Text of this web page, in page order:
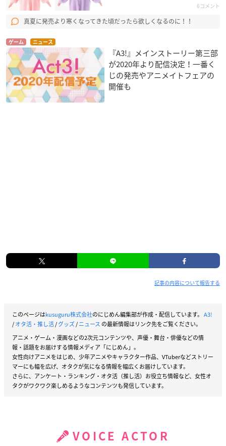
6コメント
真夏に発売より寒くなってきた頃だったら欲しくなるのに！！
ゲーム ニュース
『A3!』メインストーリー第三部
が2020年より配信決定！一番く
じの発売やアニメイトフェアの
開催も
記事の内容について報告する
このページはkusuguru株式会社のにじめん編集部が作成・配信しています。 A3!
/オタ活・推し活/グッズ/ニュース の最新情報はリンク先をご覧ください。
アニメ・ゲーム・漫画などの2次元コンテンツや、声優・舞台・俳優などの情
報・話題をお届けする情報メディア「にじめん」。
女性向けアニメをはじめ、少年アニメやキャラクター作品、VTuberなどストリー
マーにも幅を広げ、オタクが気になる情報を幅広くお届けしています。
さらに、アンケート・ランキング・オタ活（推し活）お役立ち情報など、女性オ
タクがワクワク楽しめるようなコンテンツも発信しています。
VOICE ACTOR